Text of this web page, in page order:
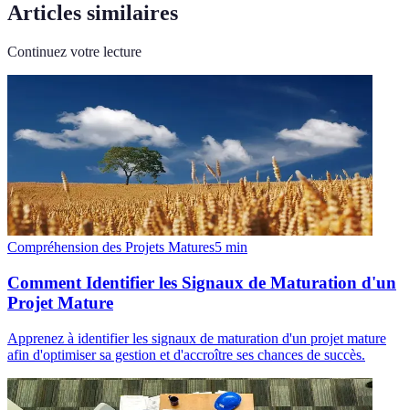
Articles similaires
Continuez votre lecture
Compréhension des Projets Matures5 min
Comment Identifier les Signaux de Maturation d'un
Projet Mature
Apprenez à identifier les signaux de maturation d'un projet mature
afin d'optimiser sa gestion et d'accroître ses chances de succès.